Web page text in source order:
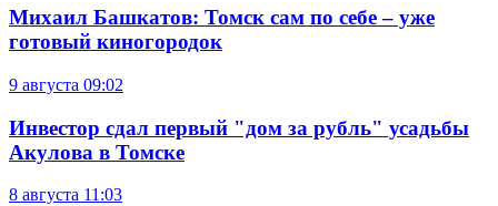
Михаил Башкатов: Томск сам по себе – уже
готовый киногородок
9 августа 09:02
Инвестор сдал первый "дом за рубль" усадьбы
Акулова в Томске
8 августа 11:03